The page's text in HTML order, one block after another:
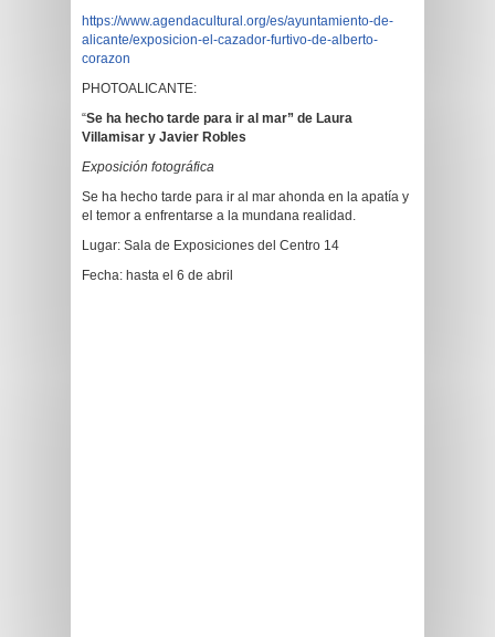
https://www.agendacultural.org/es/ayuntamiento-de-
alicante/exposicion-el-cazador-furtivo-de-alberto-
corazon
PHOTOALICANTE:
“Se ha hecho tarde para ir al mar” de Laura
Villamisar y Javier Robles
Exposición fotográfica
Se ha hecho tarde para ir al mar ahonda en la apatía y
el temor a enfrentarse a la mundana realidad.
Lugar: Sala de Exposiciones del Centro 14
Fecha: hasta el 6 de abril